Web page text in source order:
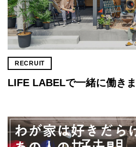
RECRUIT
LIFE LABELで一緒に働き